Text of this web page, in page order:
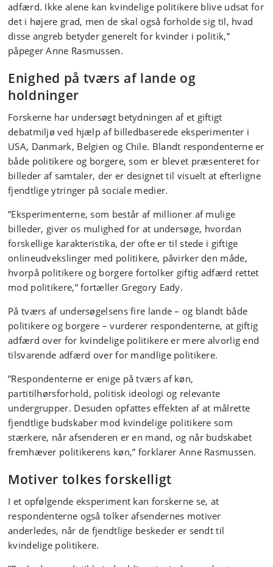
adfærd. Ikke alene kan kvindelige politikere blive udsat for
det i højere grad, men de skal også forholde sig til, hvad
disse angreb betyder generelt for kvinder i politik,”
påpeger Anne Rasmussen.
Enighed på tværs af lande og
holdninger
Forskerne har undersøgt betydningen af et giftigt
debatmiljø ved hjælp af billedbaserede eksperimenter i
USA, Danmark, Belgien og Chile. Blandt respondenterne er
både politikere og borgere, som er blevet præsenteret for
billeder af samtaler, der er designet til visuelt at efterligne
fjendtlige ytringer på sociale medier.
”Eksperimenterne, som består af millioner af mulige
billeder, giver os mulighed for at undersøge, hvordan
forskellige karakteristika, der ofte er til stede i giftige
onlineudvekslinger med politikere, påvirker den måde,
hvorpå politikere og borgere fortolker giftig adfærd rettet
mod politikere,” fortæller Gregory Eady.
På tværs af undersøgelsens fire lande – og blandt både
politikere og borgere – vurderer respondenterne, at giftig
adfærd over for kvindelige politikere er mere alvorlig end
tilsvarende adfærd over for mandlige politikere.
”Respondenterne er enige på tværs af køn,
partitilhørsforhold, politisk ideologi og relevante
undergrupper. Desuden opfattes effekten af at målrette
fjendtlige budskaber mod kvindelige politikere som
stærkere, når afsenderen er en mand, og når budskabet
fremhæver politikerens køn,” forklarer Anne Rasmussen.
Motiver tolkes forskelligt
I et opfølgende eksperiment kan forskerne se, at
respondenterne også tolker afsendernes motiver
anderledes, når de fjendtlige beskeder er sendt til
kvindelige politikere.